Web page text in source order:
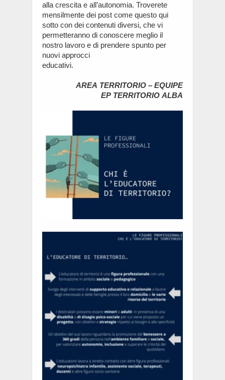
alla crescita e all’autonomia. Troverete
mensilmente dei post come questo qui
sotto con dei contenuti diversi, che vi
permetteranno di conoscere meglio il
nostro lavoro e di prendere spunto per
nuovi approcci
educativi.
AREA TERRITORIO – EQUIPE
EP TERRITORIO ALBA